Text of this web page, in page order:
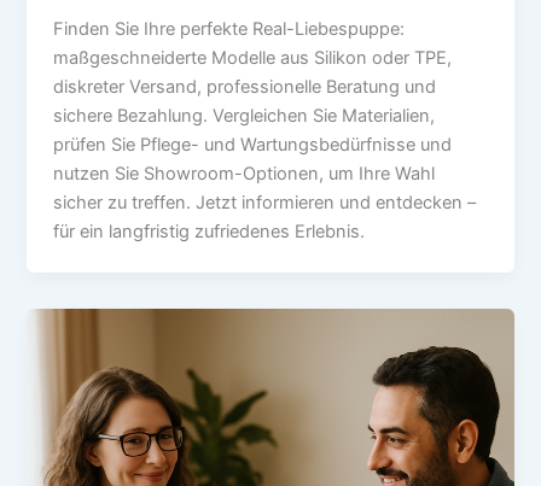
Finden Sie Ihre perfekte Real-Liebespuppe:
maßgeschneiderte Modelle aus Silikon oder TPE,
diskreter Versand, professionelle Beratung und
sichere Bezahlung. Vergleichen Sie Materialien,
prüfen Sie Pflege- und Wartungsbedürfnisse und
nutzen Sie Showroom-Optionen, um Ihre Wahl
sicher zu treffen. Jetzt informieren und entdecken –
für ein langfristig zufriedenes Erlebnis.